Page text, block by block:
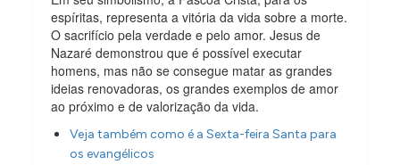
espíritas, representa a vitória da vida sobre a morte.
O sacrifício pela verdade e pelo amor. Jesus de
Nazaré demonstrou que é possível executar
homens, mas não se consegue matar as grandes
ideias renovadoras, os grandes exemplos de amor
ao próximo e de valorização da vida.
Veja também como é a Sexta-feira Santa para
os evangélicos